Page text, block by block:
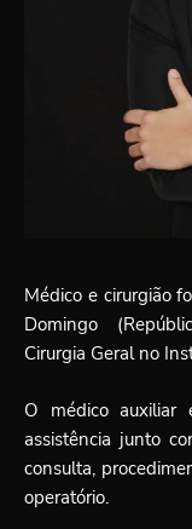
Médico e cirurgião
Domingo
Cirurgia Geral no
O médico auxiliar
assistência junto
consulta,
operatório.